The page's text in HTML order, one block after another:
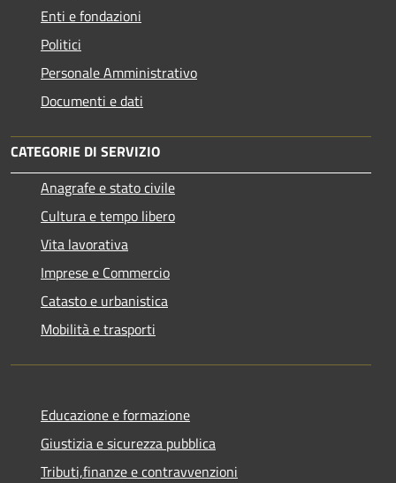
Enti e fondazioni
Politici
Personale Amministrativo
Documenti e dati
CATEGORIE DI SERVIZIO
Anagrafe e stato civile
Cultura e tempo libero
Vita lavorativa
Imprese e Commercio
Catasto e urbanistica
Mobilità e trasporti
Educazione e formazione
Giustizia e sicurezza pubblica
Tributi,finanze e contravvenzioni